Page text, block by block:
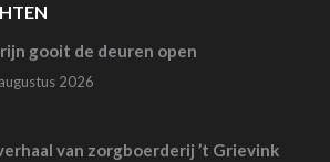
gooit de deuren open
2026
van zorgboerderij ’t Grievink